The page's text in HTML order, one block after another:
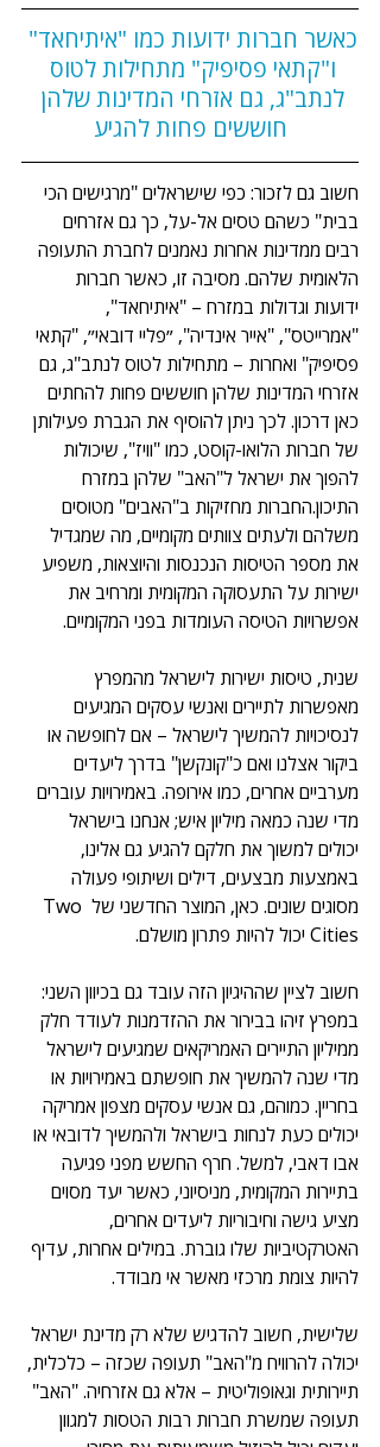
כאשר חברות ידועות כמו "איתיחאד"
ו"קתאי פסיפיק" מתחילות לטוס
לנתב"ג, גם אזרחי המדינות שלהן
חוששים פחות להגיע
חשוב גם לזכור: כפי שישראלים "מרגישים הכי
בבית" כשהם טסים אל-על, כך גם אזרחים
רבים ממדינות אחרות נאמנים לחברת התעופה
הלאומית שלהם. מסיבה זו, כאשר חברות
ידועות וגדולות במזרח – "איתיחאד",
"אמרייטס", "אייר אינדיה", ״פליי דובאי״, "קתאי
פסיפיק" ואחרות – מתחילות לטוס לנתב"ג, גם
אזרחי המדינות שלהן חוששים פחות להחתים
כאן דרכון. לכך ניתן להוסיף את הגברת פעילותן
של חברות הלואו-קוסט, כמו "וויז", שיכולות
להפוך את ישראל ל"האב" שלהן במזרח
התיכון.החברות מחזיקות ב"האבים" מטוסים
משלהם ולעתים צוותים מקומיים, מה שמגדיל
את מספר הטיסות הנכנסות והיוצאות, משפיע
ישירות על התעסוקה המקומית ומרחיב את
אפשרויות הטיסה העומדות בפני המקומיים.
שנית, טיסות ישירות לישראל מהמפרץ
מאפשרות לתיירים ואנשי עסקים המגיעים
לנסיכויות להמשיך לישראל – אם לחופשה או
ביקור אצלנו ואם כ"קונקשן" בדרך ליעדים
מערביים אחרים, כמו אירופה. באמירויות עוברים
מדי שנה כמאה מיליון איש; אנחנו בישראל
יכולים למשוך את חלקם להגיע גם אלינו,
באמצעות מבצעים, דילים ושיתופי פעולה
מסוגים שונים. כאן, המוצר החדשני של Two
Cities יכול להיות פתרון מושלם.
חשוב לציין שההיגיון הזה עובד גם בכיוון השני:
במפרץ זיהו בבירור את ההזדמנות לעודד חלק
ממיליון התיירים האמריקאים שמגיעים לישראל
מדי שנה להמשיך את חופשתם באמירויות או
בחריין. כמוהם, גם אנשי עסקים מצפון אמריקה
יכולים כעת לנחות בישראל ולהמשיך לדובאי או
אבו דאבי, למשל. חרף החשש מפני פגיעה
בתיירות המקומית, מניסיוני, כאשר יעד מסוים
מציע גישה וחיבוריות ליעדים אחרים,
האטרקטיביות שלו גוברת. במילים אחרות, עדיף
להיות צומת מרכזי מאשר אי מבודד.
שלישית, חשוב להדגיש שלא רק מדינת ישראל
יכולה להרוויח מ"האב" תעופה שכזה – כלכלית,
תיירותית וגאופוליטית – אלא גם אזרחיה. "האב"
תעופה שמשרת חברות רבות הטסות למגוון